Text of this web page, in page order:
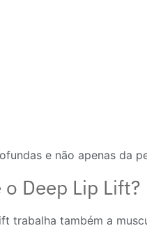
e não apenas da
Deep Lip Lift?
trabalha também a